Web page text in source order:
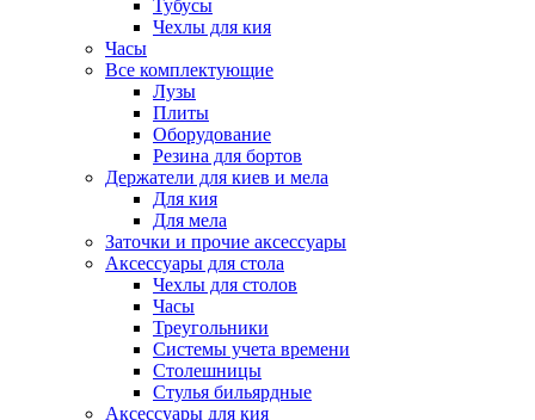
Тубусы
Чехлы для кия
Часы
Все комплектующие
Лузы
Плиты
Оборудование
Резина для бортов
Держатели для киев и мела
Для кия
Для мела
Заточки и прочие аксессуары
Аксессуары для стола
Чехлы для столов
Часы
Треугольники
Системы учета времени
Столешницы
Стулья бильярдные
Аксессуары для кия